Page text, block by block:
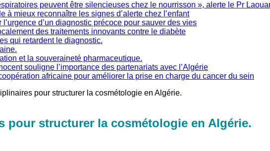
peuvent être silencieuses chez le nourrisson », alerte le Pr
à mieux reconnaître les signes d’alerte chez l’enfant
d’un diagnostic précoce pour sauver des vies
des traitements innovants contre le diabète
qui retardent le diagnostic.
et la souveraineté pharmaceutique.
souligne l’importance des partenariats avec l’Algérie
africaine pour améliorer la prise en charge du cancer du sein
pour structurer la cosmétologie en Algérie.
pour structurer la cosmétologie en Algérie.